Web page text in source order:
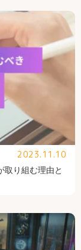
取り組む理由と
2023.11.10